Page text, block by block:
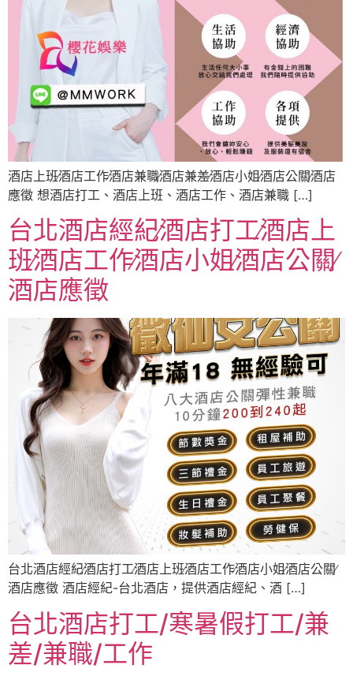
酒店上班∕酒店工作∕酒店兼職∕酒店兼差∕酒店小姐∕酒店公關∕酒店
應徵 想酒店打工、酒店上班、酒店工作、酒店兼職 […]
台北酒店經紀∕酒店打工∕酒店上
班∕酒店工作∕酒店小姐∕酒店公關∕
酒店應徵
台北酒店經紀∕酒店打工∕酒店上班∕酒店工作∕酒店小姐∕酒店公關∕
酒店應徵 酒店經紀-台北酒店，提供酒店經紀、酒 […]
台北酒店打工/寒暑假打工/兼
差/兼職/工作